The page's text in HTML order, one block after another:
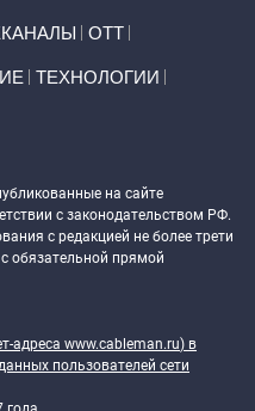
ОТТ
ТЕХНОЛОГИИ
на сайте
с законодательством РФ.
с редакцией не более трети
обязательной прямой
адреса www.cableman.ru) в
пользователей сети